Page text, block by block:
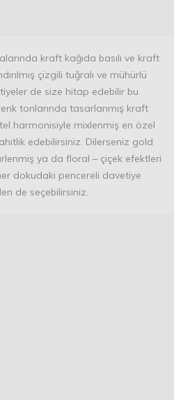
kraft kağıda basılı ve kraft
çizgili tuğralı ve mühürlü
de size hitap edebilir bu
tonlarında tasarlanmış kraft
harmonisiyle mixlenmiş en özel
edebilirsiniz. Dilerseniz gold
ya da floral – çiçek efektleri
dokudaki pencereli davetiye
de seçebilirsiniz.